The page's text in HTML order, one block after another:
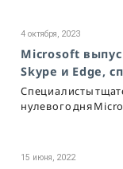
4 октября, 2023
Microsoft
Skype и Edge,
Специалисты
нулевого дня
15 июня, 2022